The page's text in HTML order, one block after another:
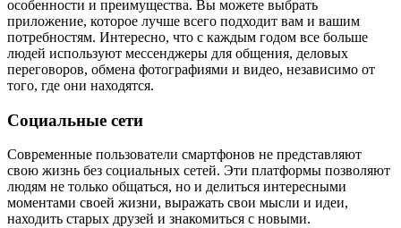
особенности и преимущества. Вы можете выбрать
приложение, которое лучше всего подходит вам и вашим
потребностям. Интересно, что с каждым годом все больше
людей используют мессенджеры для общения, деловых
переговоров, обмена фотографиями и видео, независимо от
того, где они находятся.
Социальные сети
Современные пользователи смартфонов не представляют
свою жизнь без социальных сетей. Эти платформы позволяют
людям не только общаться, но и делиться интересными
моментами своей жизни, выражать свои мысли и идеи,
находить старых друзей и знакомиться с новыми.